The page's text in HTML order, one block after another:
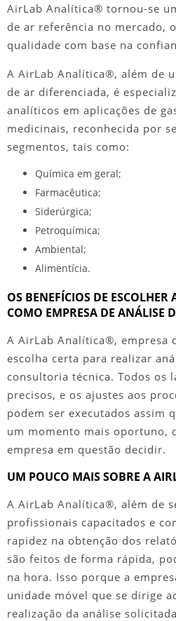
AirLab Analítica® tornou-se
de ar referência no mercado,
qualidade com base na
A AirLab Analítica®, além de
de ar diferenciada, é
analíticos em aplicações de
medicinais, reconhecida por
segmentos, tais como:
Química em geral;
Farmacêutica;
Siderúrgica;
Petroquímica;
Ambiental;
Alimentícia.
OS BENEFÍCIOS DE
COMO EMPRESA DE ANÁLISE
A AirLab Analítica®, empresa
escolha certa para realizar
consultoria técnica. Todos os
precisos, e os ajustes aos
podem ser executados assim
um momento mais oportuno,
empresa em questão decidir.
UM POUCO MAIS SOBRE A
A AirLab Analítica®, além de
profissionais capacitados e
rapidez na obtenção dos
são feitos de forma rápida,
na hora. Isso porque a
unidade móvel que se dirige
realização da análise